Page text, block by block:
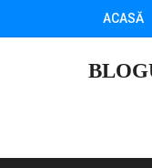
ACASĂ